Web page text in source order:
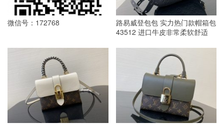
微信号：172768
路易威登包包 实力热门款帽箱包
43512 进口牛皮非常柔软舒适